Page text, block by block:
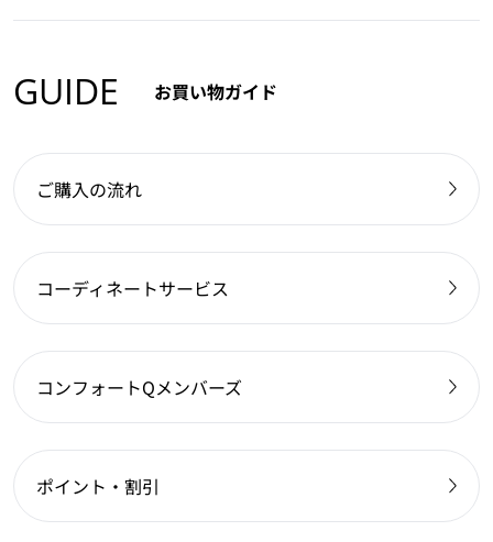
GUIDE お買い物ガイド
ご購入の流れ
コーディネートサービス
コンフォートQメンバーズ
ポイント・割引